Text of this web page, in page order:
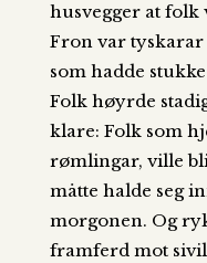
husvegger at folk
Fron var tyskarar
som hadde
Folk høyrde
klare: Folk som
rømlingar, ville
måtte halde seg
morgonen. Og
framferd mot